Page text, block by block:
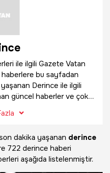
ile ilgili Gazete Vatan
bu sayfadan
Derince ile ilgili
güncel haberler ve çok
dakika yaşanan derince
722 derince haberi
aşağıda listelenmiştir.